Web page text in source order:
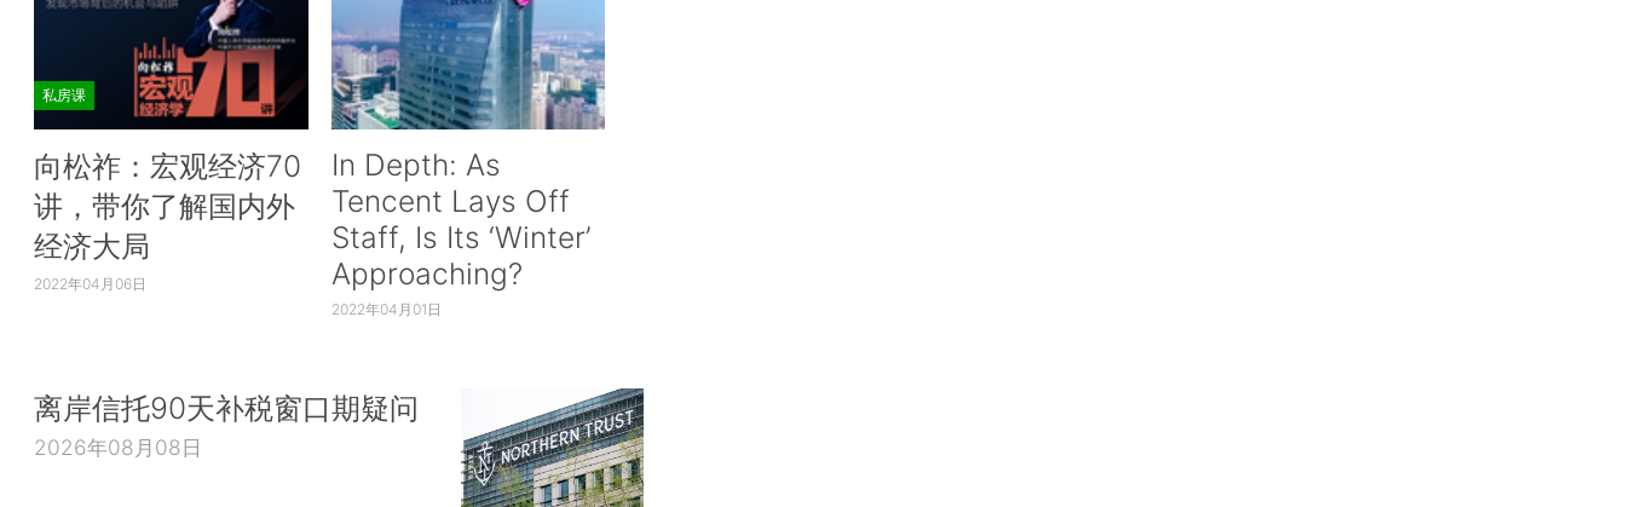
私房课
向松祚：宏观经济70
讲，带你了解国内外
经济大局
2022年04月06日
In Depth: As
Tencent Lays Off
Staff, Is Its ‘Winter’
Approaching?
2022年04月01日
离岸信托90天补税窗口期疑问
2026年08月08日